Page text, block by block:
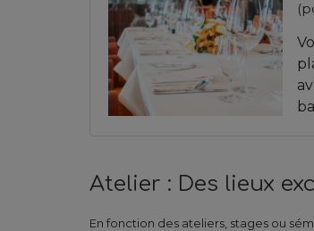
Atelier : Des lieux
En fonction des ateliers, stages ou